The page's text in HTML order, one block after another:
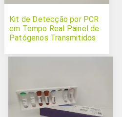
Kit de Detecção por PCR
em Tempo Real Painel de
Patógenos Transmitidos